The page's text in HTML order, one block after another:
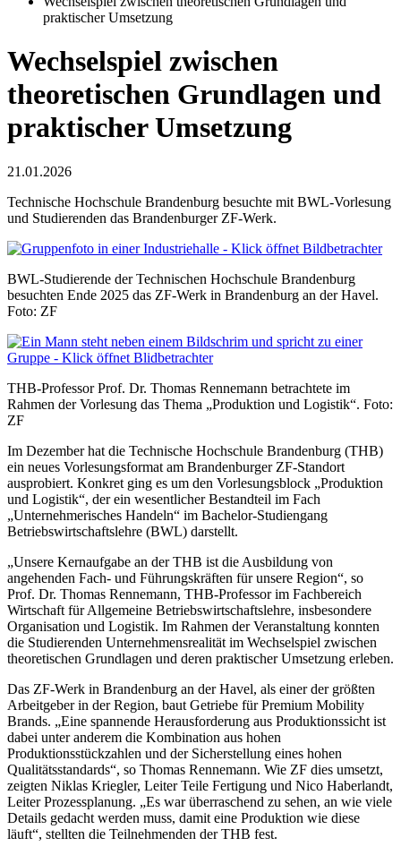
praktischer Umsetzung
Wechselspiel zwischen
theoretischen Grundlagen und
praktischer Umsetzung
21.01.2026
Technische Hochschule Brandenburg besuchte mit BWL-Vorlesung
und Studierenden das Brandenburger ZF-Werk.
BWL-Studierende der Technischen Hochschule Brandenburg
besuchten Ende 2025 das ZF-Werk in Brandenburg an der Havel.
Foto: ZF
THB-Professor Prof. Dr. Thomas Rennemann betrachtete im
Rahmen der Vorlesung das Thema „Produktion und Logistik“. Foto:
ZF
Im Dezember hat die Technische Hochschule Brandenburg (THB)
ein neues Vorlesungsformat am Brandenburger ZF-Standort
ausprobiert. Konkret ging es um den Vorlesungsblock „Produktion
und Logistik“, der ein wesentlicher Bestandteil im Fach
„Unternehmerisches Handeln“ im Bachelor-Studiengang
Betriebswirtschaftslehre (BWL) darstellt.
„Unsere Kernaufgabe an der THB ist die Ausbildung von
angehenden Fach- und Führungskräften für unsere Region“, so
Prof. Dr. Thomas Rennemann, THB-Professor im Fachbereich
Wirtschaft für Allgemeine Betriebswirtschaftslehre, insbesondere
Organisation und Logistik. Im Rahmen der Veranstaltung konnten
die Studierenden Unternehmensrealität im Wechselspiel zwischen
theoretischen Grundlagen und deren praktischer Umsetzung erleben.
Das ZF-Werk in Brandenburg an der Havel, als einer der größten
Arbeitgeber in der Region, baut Getriebe für Premium Mobility
Brands. „Eine spannende Herausforderung aus Produktionssicht ist
dabei unter anderem die Kombination aus hohen
Produktionsstückzahlen und der Sicherstellung eines hohen
Qualitätsstandards“, so Thomas Rennemann. Wie ZF dies umsetzt,
zeigten Niklas Kriegler, Leiter Teile Fertigung und Nico Haberlandt,
Leiter Prozessplanung. „Es war überraschend zu sehen, an wie viele
Details gedacht werden muss, damit eine Produktion wie diese
läuft“, stellten die Teilnehmenden der THB fest.